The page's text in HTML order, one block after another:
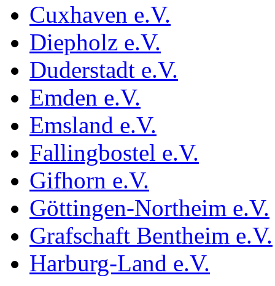
Cuxhaven e.V.
Diepholz e.V.
Duderstadt e.V.
Emden e.V.
Emsland e.V.
Fallingbostel e.V.
Gifhorn e.V.
Göttingen-Northeim e.V.
Grafschaft Bentheim e.V.
Harburg-Land e.V.